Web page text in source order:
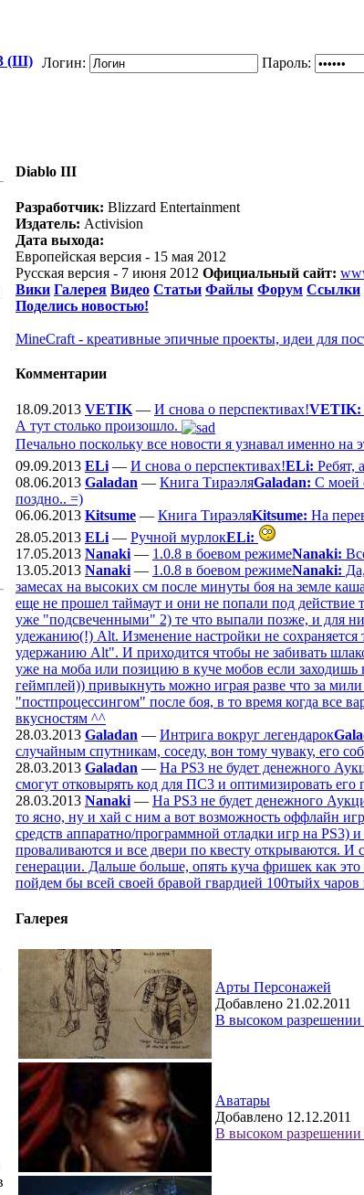
(III) Логин: Пароль:
Diablo III
Разработчик: Blizzard Entertainment
Издатель: Activision
Дата выхода:
Европейская версия - 15 мая 2012
Русская версия - 7 июня 2012 Официальный сайт:
Вики Галерея Видео Статьи Файлы Форум Ссылки
Поделись новостью!
MineCraft - креативные эпичные проекты, идеи для
Комментарии
18.09.2013 VETIK — И снова о перспективах!VETIK:
А тут столько произошло.
Печально поскольку все новости я узнавал именно на
09.09.2013 ELi — И снова о перспективах!ELi: Ребят,
08.06.2013 Galadan — Книга ТираэляGaladan: С моей
поздно.. =)
06.06.2013 Kitsume — Книга ТираэляKitsume: На
28.05.2013 ELi — Ручной мурлокELi:
17.05.2013 Nanaki — 1.0.8 в боевом режимеNanaki:
13.05.2013 Nanaki — 1.0.8 в боевом режимеNanaki:
замесах на высоких см после минуты боя на земле
еще не прошел таймаут и они не попали под действие
уже "подсвеченными" 2) те что выпали позже, и для
удежанию(!) Alt. Изменение настройки не сохраняется
удержанию Alt". И приходится чтобы не забивать
уже на моба или позицию в куче мобов если заходишь
геймплей)) привыкнуть можно играя разве что за
"постпроцессингом" после боя, в то время когда все
вкусностям ^^
28.03.2013 Galadan — Интрига вокруг легендарок
случайным спутникам, соседу, вон тому чуваку, его
28.03.2013 Galadan — На PS3 не будет денежного
смогут отковырять код для ПС3 и оптимизировать его
28.03.2013 Nanaki — На PS3 не будет денежного
то ясно, ну и хай с ним а вот возможность оффлайн
средств аппаратно/программной отладки игр на
проваливаются и все двери по квесту открываются. И
генерации. Дальше больше, опять куча фришек как
пойдем бы всей своей бравой гвардией 100тыйх чаров
Галерея
Арты Персонажей
Добавлено 21.02.2011
В высоком разрешении
Аватары
Добавлено 12.12.2011
В высоком разрешении